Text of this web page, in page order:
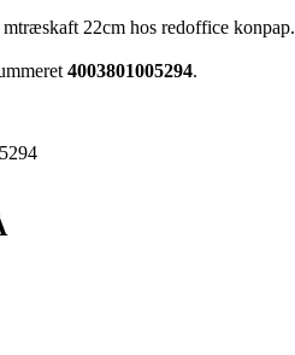
22cm hos redoffice konpap.
4003801005294.